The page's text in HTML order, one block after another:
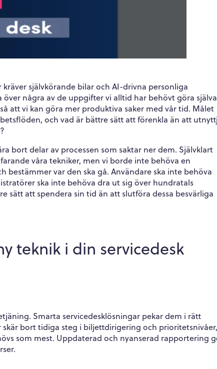
självkörande bilar och AI-drivna personliga
några av de uppgifter vi alltid har behövt göra
att vi kan göra mer produktiva saker med vår tid. Målet
och vad är bättre sätt att förenkla än att
bort delar av processen som saktar ner dem. Självklart
våra tekniker, men vi borde inte behöva en
var den ska gå. Användare ska inte behöva
ska inte behöva dra ut sig över hundratals
sätt att spendera sin tid än att slutföra dessa besvärliga
teknik i din servicedesk
Smarta servicedesklösningar pekar dem i rätt
bort tidiga steg i biljettdirigering och prioritetsnivåer,
som mest. Uppdaterad och nyanserad rapportering